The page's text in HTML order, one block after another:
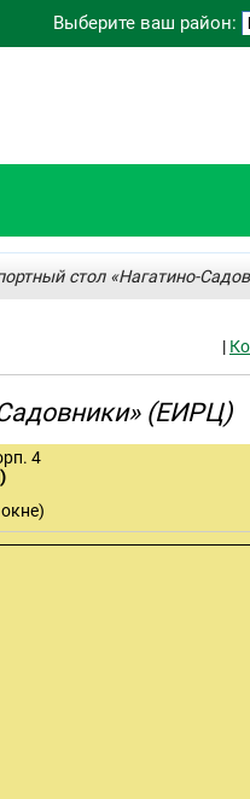
Выберите ваш район:
стол «Нагатино-
|
(ЕИРЦ)
4